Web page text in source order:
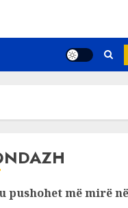
pushohet më mirë